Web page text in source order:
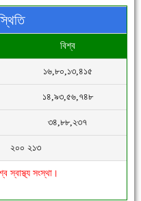
বিশ্ব
১৬,৮০,১৩,৪১৫
১৪,৯৩,৫৬,৭৪৮
৩৪,৮৮,২৩৭
২০০ ২১৩
সংস্থা।